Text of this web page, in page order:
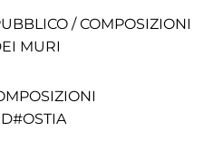
/ COMPOSIZIONI
MURI